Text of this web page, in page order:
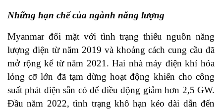
Những hạn chế của ngành năng lượng
Myanmar đối mặt với tình trạng thiếu nguồn năng
lượng điện từ năm 2019 và khoảng cách cung cầu đã
mở rộng kể từ năm 2021. Hai nhà máy điện khí hóa
lỏng cỡ lớn đã tạm dừng hoạt động khiến cho công
suất phát điện sẵn có để điều động giảm hơn 2,5 GW.
Đầu năm 2022, tình trạng khô hạn kéo dài dẫn đến